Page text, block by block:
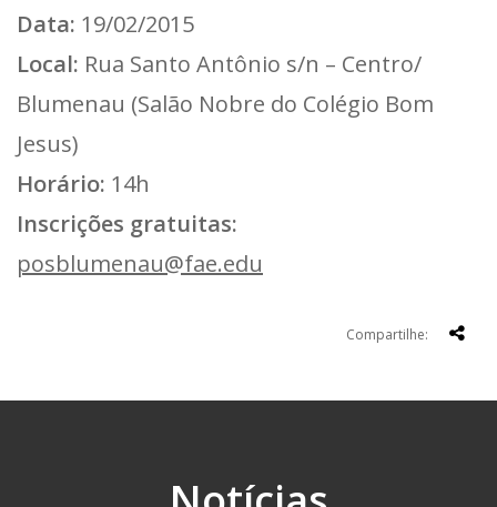
Data: 19/02/2015
Local: Rua Santo Antônio s/n – Centro/
Blumenau (Salão Nobre do Colégio Bom
Jesus)
Horário: 14h
Inscrições gratuitas:
posblumenau@fae.edu
Compartilhe: